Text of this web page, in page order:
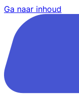
Ga naar inhoud